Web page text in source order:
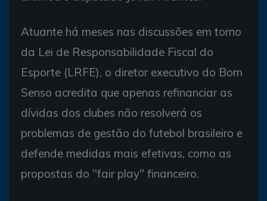
Atuante há meses nas discussões em torno
da Lei de Responsabilidade Fiscal do
Esporte (LRFE), o diretor executivo do Bom
Senso acredita que apenas refinanciar as
dívidas dos clubes não resolverá os
problemas de gestão do futebol brasileiro e
defende medidas mais efetivas, como as
propostas do "fair play" financeiro.